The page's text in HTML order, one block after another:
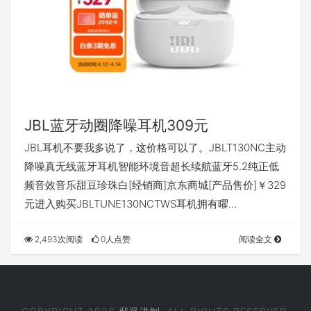
JBL蓝牙动圈降噪耳机309元
JBL耳机不要我多说了，这价格可以了。JBLT130NC主动
降噪真无线蓝牙耳机智能环境音超长续航蓝牙5.2纯正低
频音效音乐甜豆珍珠白[经销商]京东商城[产品售价]￥329
元进入购买JBLTUNE130NCTWS耳机拥有曜…
2,493次阅读 0人点赞 阅读全文